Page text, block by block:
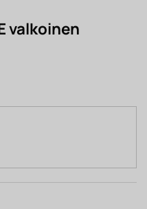
valkoinen